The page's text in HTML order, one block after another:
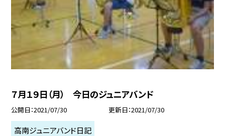
７月１９日（月） 今日のジュニアバンド
公開日 2021/07/30 更新日 2021/07/30
高南ジュニアバンド日記